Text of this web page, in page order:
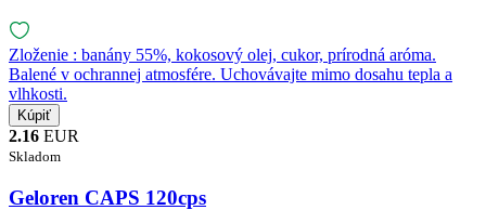
Zloženie : banány 55%, kokosový olej, cukor, prírodná aróma.
Balené v ochrannej atmosfére. Uchovávajte mimo dosahu tepla a
vlhkosti.
2.16 EUR
Skladom
Geloren CAPS 120cps